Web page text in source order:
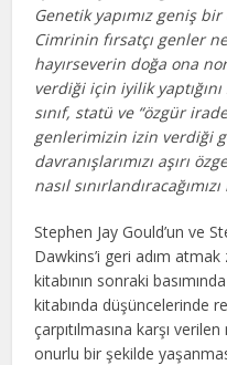
Genetik yapımız geniş
Cimrinin fırsatçı genler
hayırseverin doğa ona
verdiği için iyilik
sınıf, statü ve “özgür
genlerimizin izin verdiği
davranışlarımızı aşırı
nasıl sınırlandıracağımızı
Stephen Jay Gould’un ve
Dawkins’i geri adım
kitabının sonraki
kitabında düşüncelerinde
çarpıtılmasına karşı
onurlu bir şekilde